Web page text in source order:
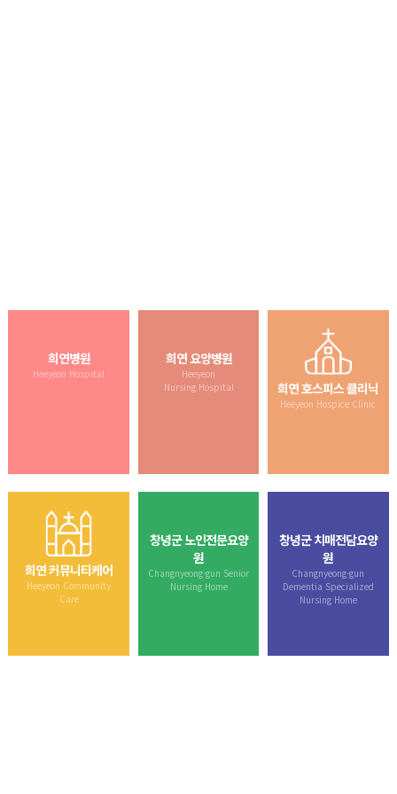
희연병원
Heeyeon Hospital
희연 요양병원
Heeyeon
Nursing Hospital
희연 호스피스 클리닉
Heeyeon Hospice Clinic
희연 커뮤니티케어
Heeyeon Community
Care
창녕군 노인전문요양
원
Changnyeong-gun Senior
Nursing Home
창녕군 치매전담요양
원
Changnyeong-gun
Dementia Specialized
Nursing Home